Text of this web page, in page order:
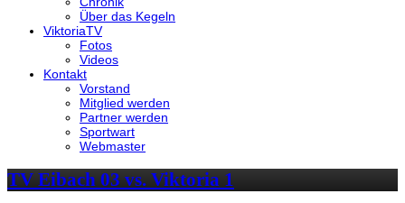
Über das Kegeln
ViktoriaTV
Fotos
Videos
Kontakt
Vorstand
Mitglied werden
Partner werden
Sportwart
Webmaster
TV Eibach 03 vs. Viktoria 1